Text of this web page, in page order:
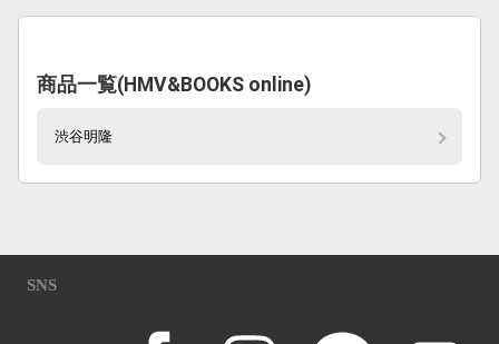
商品一覧(HMV&BOOKS online)
渋谷明隆
SNS